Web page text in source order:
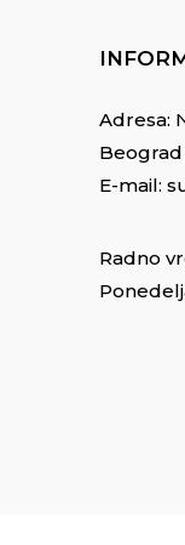
Adresa:
E-mail:
Radno